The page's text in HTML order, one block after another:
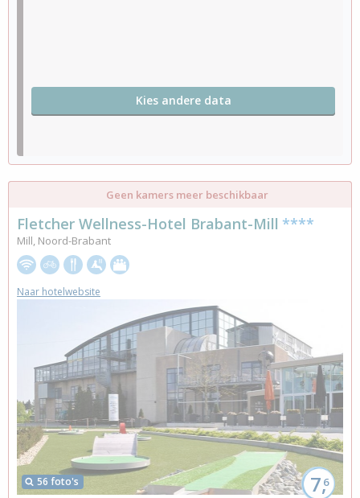
Kies andere data
Geen kamers meer beschikbaar
56 foto's 7,6
Fletcher Wellness-Hotel Brabant-Mill ****
Mill, Noord-Brabant
Naar hotelwebsite